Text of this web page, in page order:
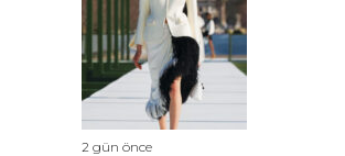
2 gün önce